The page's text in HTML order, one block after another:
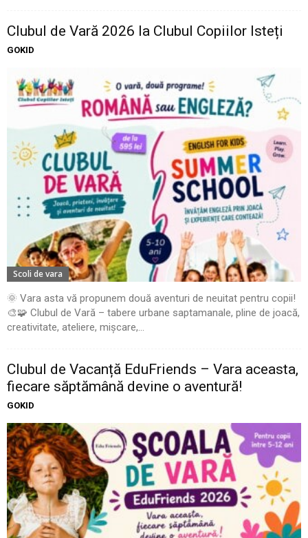
Clubul de Vară 2026 la Clubul Copiilor Isteți
GOKID
Scoli de vara
🌞 Vara asta vă propunem două aventuri de neuitat pentru copii!
🎨🧩 Clubul de Vară – tabere urbane saptamanale, pline de joacă,
creativitate, ateliere, mișcare,...
Clubul de Vacanță EduFriends – Vara aceasta,
fiecare săptămână devine o aventură!
GOKID